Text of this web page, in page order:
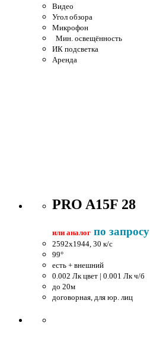
Видео
Угол обзора
Микрофон
Мин. освещённость
ИК подсветка
Аренда
PRO A15F 28
или аналог по запросу
2592x1944, 30 к/c
99°
есть + внешний
0.002 Лк цвет | 0.001 Лк ч/б
до 20м
договорная, для юр. лиц